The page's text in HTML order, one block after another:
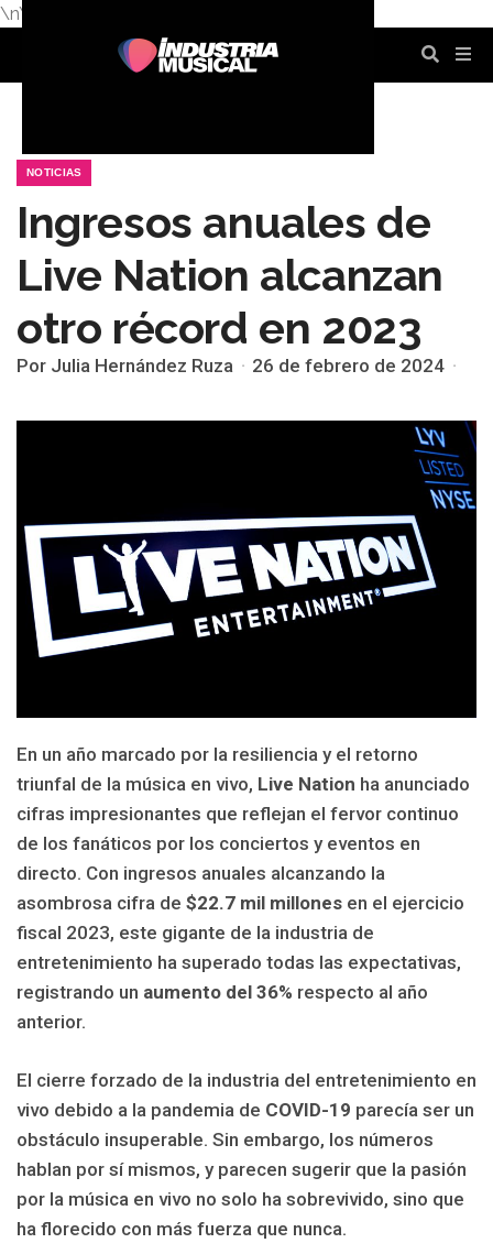
\n\n
NOTICIAS
Ingresos anuales de
Live Nation alcanzan
otro récord en 2023
Por Julia Hernández Ruza 26 de febrero de 2024
En un año marcado por la resiliencia y el retorno
triunfal de la música en vivo, Live Nation ha anunciado
cifras impresionantes que reflejan el fervor continuo
de los fanáticos por los conciertos y eventos en
directo. Con ingresos anuales alcanzando la
asombrosa cifra de $22.7 mil millones en el ejercicio
fiscal 2023, este gigante de la industria de
entretenimiento ha superado todas las expectativas,
registrando un aumento del 36% respecto al año
anterior.
El cierre forzado de la industria del entretenimiento en
vivo debido a la pandemia de COVID-19 parecía ser un
obstáculo insuperable. Sin embargo, los números
hablan por sí mismos, y parecen sugerir que la pasión
por la música en vivo no solo ha sobrevivido, sino que
ha florecido con más fuerza que nunca.